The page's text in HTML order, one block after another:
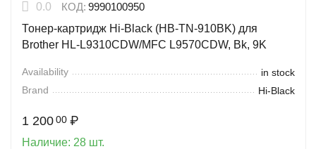
0.0 КОД: 9990100950
Тонер-картридж Hi-Black (HB-TN-910BK) для
Brother HL-L9310CDW/MFC L9570CDW, Bk, 9K
Availability
in stock
Brand
Hi-Black
1 200 00 ₽
Наличие: 28 шт.